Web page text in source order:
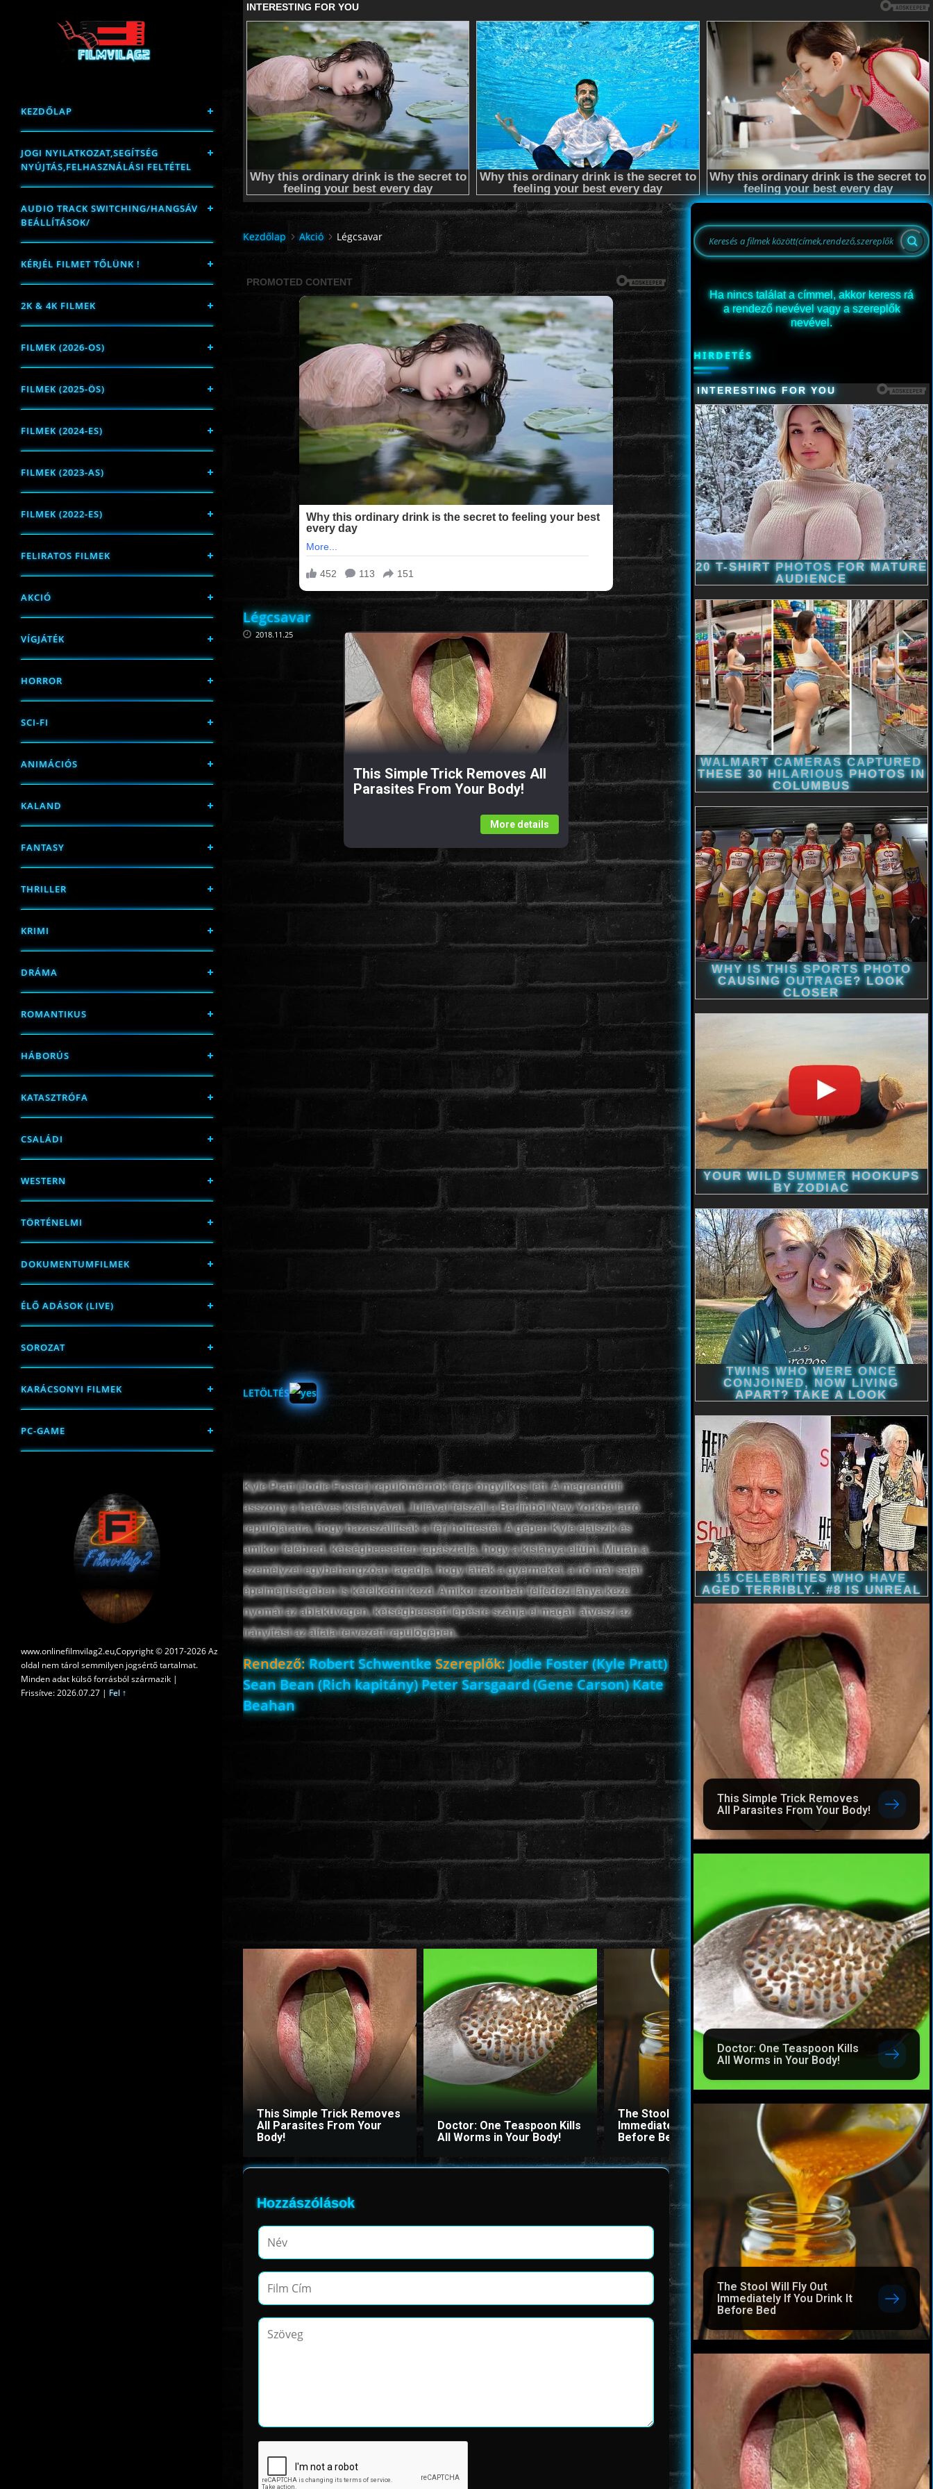
KEZDŐLAP
JOGI NYILATKOZAT,SEGÍTSÉG
NYÚJTÁS,FELHASZNÁLÁSI FELTÉTEL
AUDIO TRACK SWITCHING/HANGSÁV
BEÁLLÍTÁSOK/
KÉRJÉL FILMET TŐLÜNK !
2K & 4K FILMEK
FILMEK (2026-OS)
FILMEK (2025-ÖS)
FILMEK (2024-ES)
FILMEK (2023-AS)
FILMEK (2022-ES)
FELIRATOS FILMEK
AKCIÓ
VÍGJÁTÉK
HORROR
SCI-FI
ANIMÁCIÓS
KALAND
FANTASY
THRILLER
KRIMI
DRÁMA
ROMANTIKUS
HÁBORÚS
KATASZTRÓFA
CSALÁDI
WESTERN
TÖRTÉNELMI
DOKUMENTUMFILMEK
ÉLŐ ADÁSOK (LIVE)
SOROZAT
KARÁCSONYI FILMEK
PC-GAME
www.onlinefilmvilag2.eu,Copyright © 2017-2026 Az
oldal nem tárol semmilyen jogsértő tartalmat.
Minden adat külső forrásból származik |
Frissítve: 2026.07.27 | Fel ↑
Kezdőlap Akció Légcsavar
Légcsavar
2018.11.25
This Simple Trick Removes All
Parasites From Your Body!
More details
LETÖLTÉS
Kyle Pratt (Jodie Foster) repülőmérnök férje öngyilkos lett. A megrendült
asszony a hatéves kislányával, Juliával felszáll a Berlinből New Yorkba tartó
repülőjáratra, hogy hazaszállítsák a férj holttestét. A gépen Kyle elalszik és
amikor felébred, kétségbeesetten tapasztalja, hogy a kislánya eltűnt. Miután a
személyzet egybehangzóan tagadja, hogy látták a gyermeket, a nő már saját
épelméjűségében is kételkedni kezd. Amikor azonban felfedezi lánya keze
nyomát az ablaküvegen, kétségbeesett lépésre szánja el magát: átveszi az
irányítást az általa tervezett repülőgépen.
Rendező:Robert SchwentkeSzereplők:Jodie Foster (Kyle Pratt)
Sean Bean (Rich kapitány) Peter Sarsgaard (Gene Carson) Kate
Beahan
This Simple Trick Removes
All Parasites From Your
Body!
Doctor: One Teaspoon Kills
All Worms in Your Body!
The Stool Will Fly Out
Immediately If You Drink It
Before Bed
This Simple Trick
All Parasites From Your
Body!
Hozzászólások
Ha nincs találat a címmel, akkor keress rá
a rendező nevével vagy a szereplők
nevével.
HIRDETÉS
This Simple Trick Removes
All Parasites From Your Body!
Doctor: One Teaspoon Kills
All Worms in Your Body!
The Stool Will Fly Out
Immediately If You Drink It
Before Bed